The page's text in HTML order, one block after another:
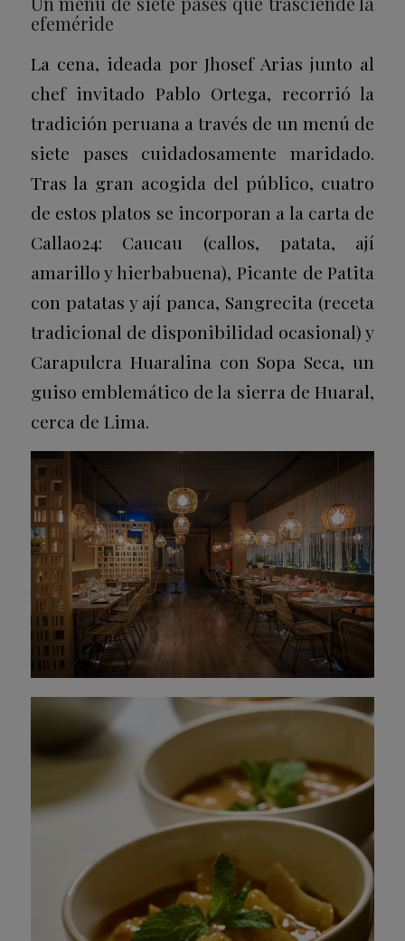
efeméride
La cena, ideada por Jhosef Arias junto al
chef invitado Pablo Ortega, recorrió la
tradición peruana a través de un menú de
siete pases cuidadosamente maridado.
Tras la gran acogida del público, cuatro
de estos platos se incorporan a la carta de
Callao24: Caucau (callos, patata, ají
amarillo y hierbabuena), Picante de Patita
con patatas y ají panca, Sangrecita (receta
tradicional de disponibilidad ocasional) y
Carapulcra Huaralina con Sopa Seca, un
guiso emblemático de la sierra de Huaral,
cerca de Lima.